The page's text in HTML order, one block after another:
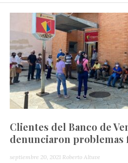
Clientes del Banco de
denunciaron problemas
septiembre 20, 2021 Roberto Altuve